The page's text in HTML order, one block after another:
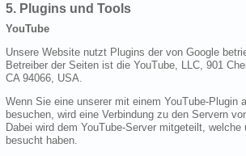
5. Plugins und Tools
YouTube
Unsere Website nutzt Plugins der von Google
Betreiber der Seiten ist die YouTube, LLC, 901
CA 94066, USA.
Wenn Sie eine unserer mit einem YouTube-Plugin
besuchen, wird eine Verbindung zu den Servern
Dabei wird dem YouTube-Server mitgeteilt,
besucht haben.